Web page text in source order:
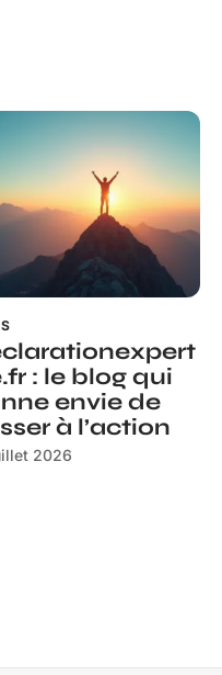
: le blog qui
envie de
à l’action
2026